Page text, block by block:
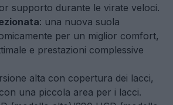
supporto durante le virate veloci.
: una nuova suola
per un miglior comfort,
e prestazioni complessive
alta con copertura dei lacci,
una piccola area per i lacci.